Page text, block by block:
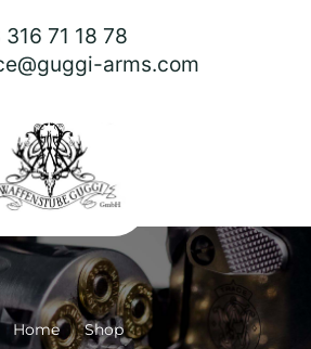
71 18 78
arms.com
Home Shop